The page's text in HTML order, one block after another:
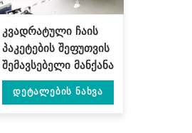
კვადრატული ჩაის
პაკეტების შეფუთვის
შემავსებელი მანქანა
ძაფით და ეტიკეტით
DL-LSDP-XB
Დეტალების Ნახვა